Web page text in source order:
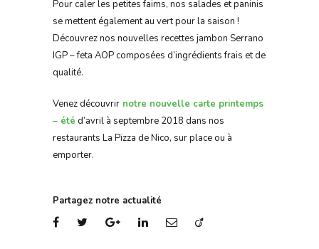
Pour caler les petites faims, nos salades et paninis
se mettent également au vert pour la saison !
Découvrez nos nouvelles recettes jambon Serrano
IGP – feta AOP composées d’ingrédients frais et de
qualité.
Venez découvrir notre nouvelle carte printemps
– été d’avril à septembre 2018 dans nos
restaurants La Pizza de Nico, sur place ou à
emporter.
Partagez notre actualité